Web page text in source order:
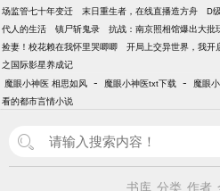
场监管七十年变迁
末日重生者，在线直播造方舟 D
代人的生活
镇尸斩鬼录 抗战：南京照相馆爆出大批
捡妻！校花赖在我怀里哭唧唧
开局上交异世界，我开
之国际影星养成记
魔眼小神医 相思如风 - 魔眼小神医txt下载 - 魔眼
看的都市言情小说
书库 分类 作者